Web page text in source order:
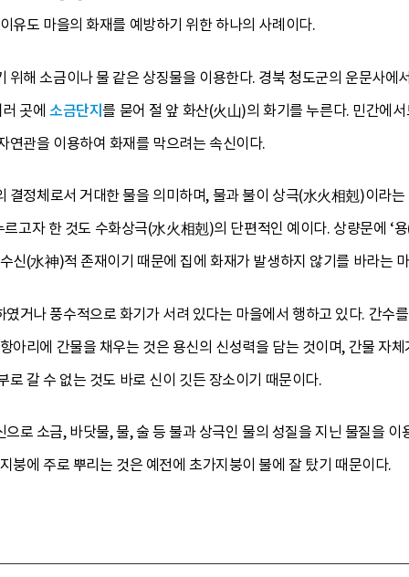
유도 마을의 화재를 예방하기 위한 하나의 사례이다.
위해 소금이나 물 같은 상징물을 이용한다. 경북 청도군의 운문사
러 곳에소금단지를 묻어 절 앞 화산(火山)의 화기를 누른다. 민간에
연관을 이용하여 화재를 막으려는 속신이다.
결정체로서 거대한 물을 의미하며, 물과 불이 상극(水火相剋)이라
고자 한 것도 수화상극(水火相剋)의 단편적인 예이다. 상량문에 ‘
신(水神)적 존재이기 때문에 집에 화재가 발생하지 않기를 바라는
거나 풍수적으로 화기가 서려 있다는 마을에서 행하고 있다. 간수
아리에 간물을 채우는 것은 용신의 신성력을 담는 것이며, 간물 자
로 갈 수 없는 것도 바로 신이 깃든 장소이기 때문이다.
로 소금, 바닷물, 물, 술 등 불과 상극인 물의 성질을 지닌 물질을
붕에 주로 뿌리는 것은 예전에 초가지붕이 불에 잘 탔기 때문이다.